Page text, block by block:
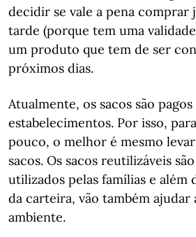
decidir se vale a pena comprar
tarde (porque tem uma
um produto que tem de ser
próximos dias.
Atualmente, os sacos são
estabelecimentos. Por isso,
pouco, o melhor é mesmo
sacos. Os sacos reutilizáveis
utilizados pelas famílias e além
da carteira, vão também ajudar
ambiente.